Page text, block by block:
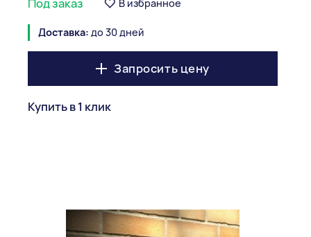
Под заказ В избранное
Доставка: до 30 дней
Запросить цену
Купить в 1 клик